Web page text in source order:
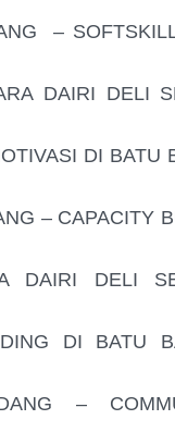
–
DAIRI DELI
DI BATU
– CAPACITY
DAIRI DELI
DI BATU
–